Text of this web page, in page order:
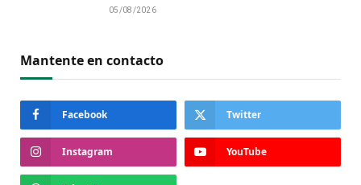
05/08/2026
Mantente en contacto
Facebook Twitter
Instagram YouTube